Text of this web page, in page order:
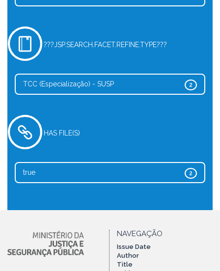
???JSP.SEARCH.FACET.REFINE.TYPE???
2
TCC (Especialização) - SUSP
HAS FILE(S)
2
true
NAVEGAÇÃO
Issue Date
Author
Title